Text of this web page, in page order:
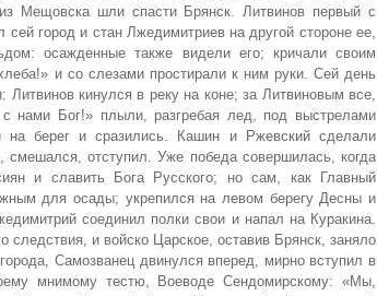
Мещовска шли спасти Брянск. Литвинов первый с
город и стан Лжедимитриев на другой стороне ее,
осажденные также видели его; кричали своим
и со слезами простирали к ним руки. Сей день
кинулся в реку на коне; за Литвиновым все,
нами Бог!» плыли, разгребая лед, под выстрелами
на берег и сразились. Кашин и Ржевский сделали
отступил. Уже победа совершилась, когда
и славить Бога Русского; но сам, как Главный
для осады; укрепился на левом берегу Десны и
соединил полки свои и напал на Куракина.
следствия, и войско Царское, оставив Брянск, заняло
Самозванец двинулся вперед, мирно вступил в
мнимому тестю, Воеводе Сендомирскому: «Мы,